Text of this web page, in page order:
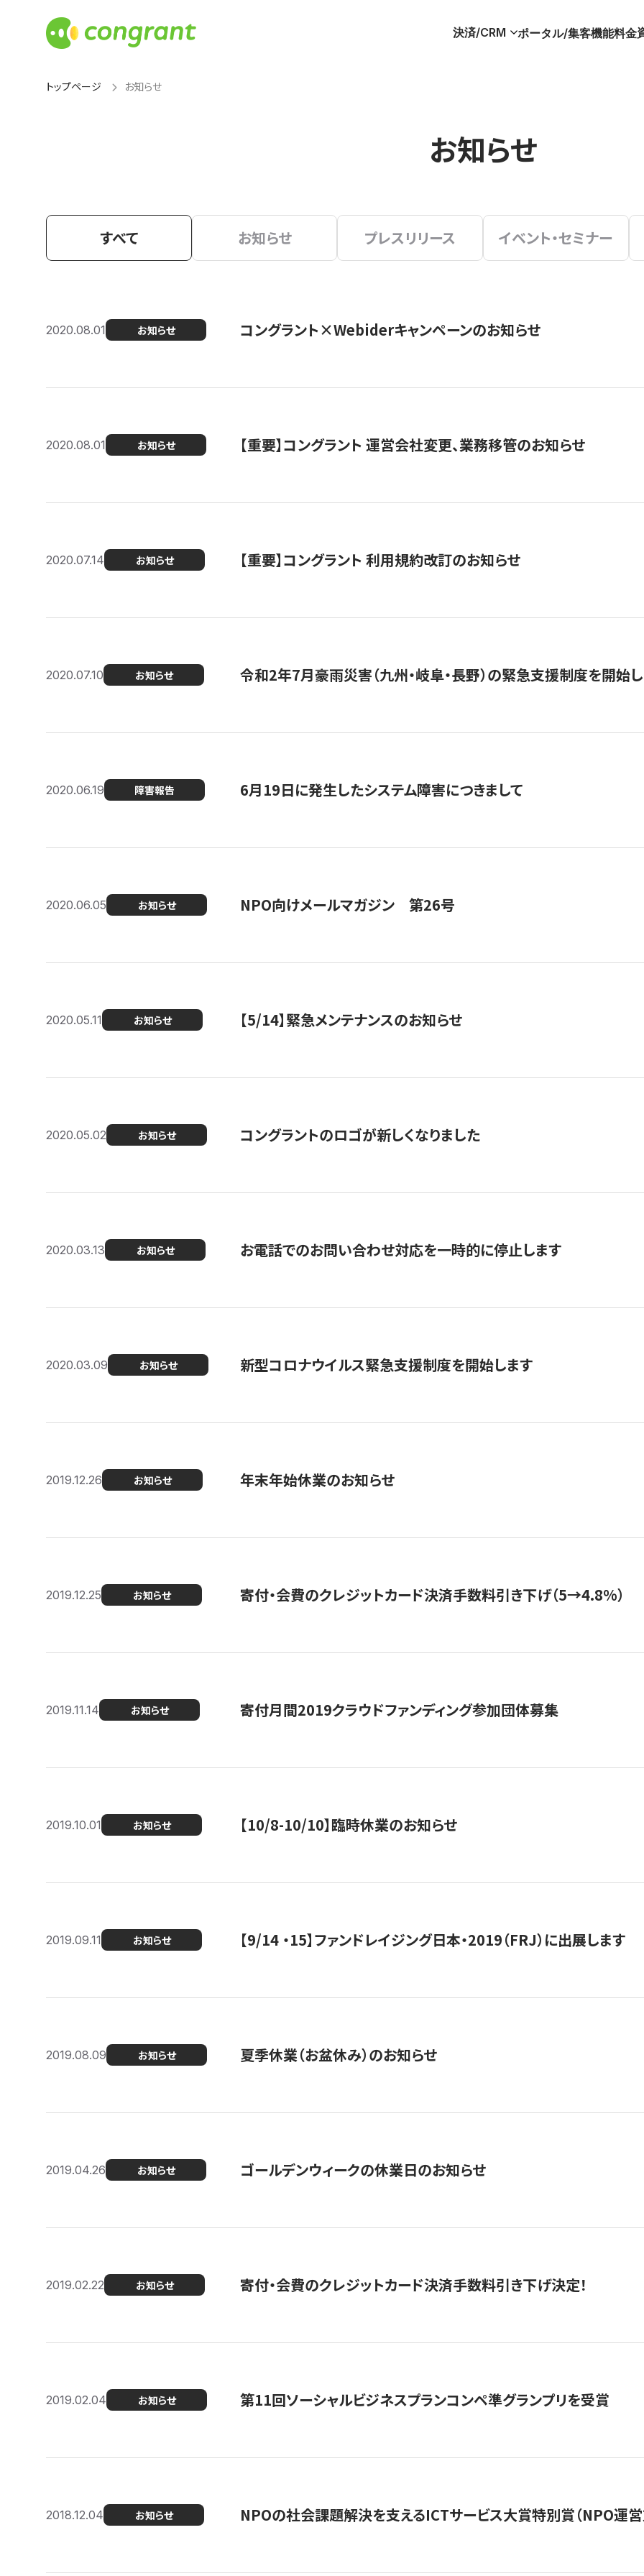
決済/CRM ポータル/集客機能料金
トップページ お知らせ
お知らせ
すべて お知らせ プレスリリース イベント・セミナー
2020.08.01 お知らせ コングラント×Webiderキャンペーンのお知らせ
2020.08.01 お知らせ 【重要】コングラント 運営会社変更、業務移管のお知らせ
2020.07.14 お知らせ 【重要】コングラント 利用規約改訂のお知らせ
2020.07.10 お知らせ 令和2年7月豪雨災害（九州・岐阜・長野）の緊急支援制度を開始
2020.06.19 障害報告 6月19日に発生したシステム障害につきまして
2020.06.05 お知らせ NPO向けメールマガジン 第26号
2020.05.11 お知らせ 【5/14】緊急メンテナンスのお知らせ
2020.05.02 お知らせ コングラントのロゴが新しくなりました
2020.03.13 お知らせ お電話でのお問い合わせ対応を一時的に停止します
2020.03.09 お知らせ 新型コロナウイルス緊急支援制度を開始します
2019.12.26 お知らせ 年末年始休業のお知らせ
2019.12.25 お知らせ 寄付・会費のクレジットカード決済手数料引き下げ（5→4.8%）
2019.11.14 お知らせ 寄付月間2019クラウドファンディング参加団体募集
2019.10.01 お知らせ 【10/8-10/10】臨時休業のお知らせ
2019.09.11 お知らせ 【9/14 ・15】ファンドレイジング日本・2019（FRJ）に出展します
2019.08.09 お知らせ 夏季休業（お盆休み）のお知らせ
2019.04.26 お知らせ ゴールデンウィークの休業日のお知らせ
2019.02.22 お知らせ 寄付・会費のクレジットカード決済手数料引き下げ決定！
2019.02.04 お知らせ 第11回ソーシャルビジネスプランコンペ準グランプリを受賞
2018.12.04 お知らせ NPOの社会課題解決を支えるICTサービス大賞特別賞（NPO運